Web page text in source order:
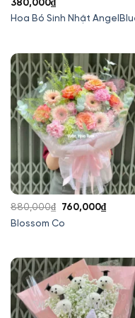
Hoa Bó Sinh Nhật
380,000₫
Blossom Co
880,000₫
Giá
gốc
760,000₫Giá